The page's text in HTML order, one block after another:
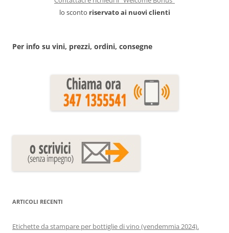
lo sconto riservato ai nuovi clienti
Per info su vini, prezzi, ordini, consegne
ARTICOLI RECENTI
Etichette da stampare per bottiglie di vino (vendemmia 2024).